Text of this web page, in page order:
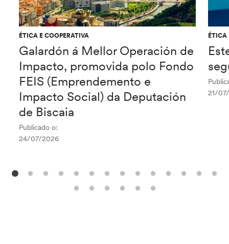
ÉTICA E COOPERATIVA
Galardón á Mellor Operación de
Impacto, promovida polo Fondo
FEIS (Emprendemento e
Impacto Social) da Deputación
de Biscaia
Publicado o:
24/07/2026
ÉTICA
21/